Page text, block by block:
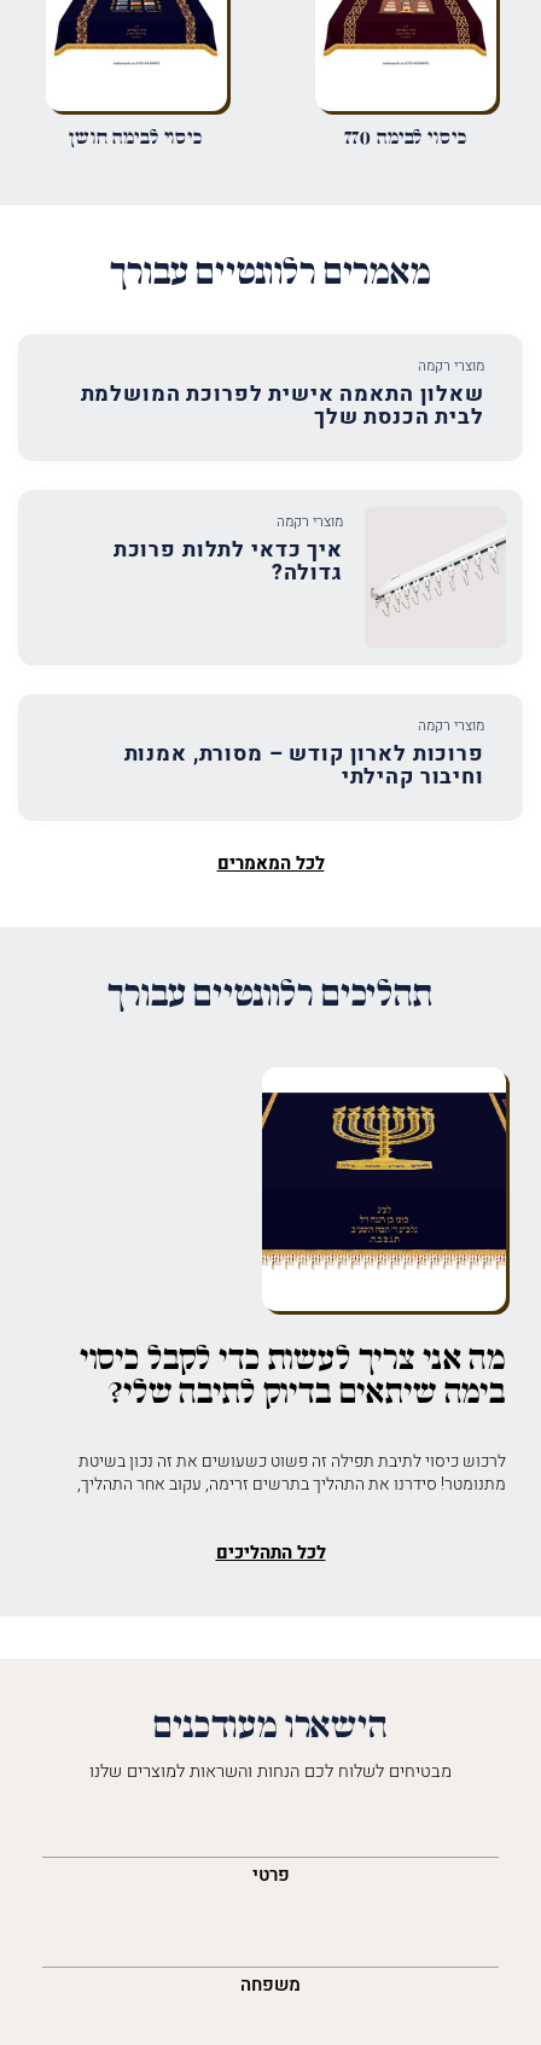
שמור בדפדפן זה את השם, האימייל והאתר שלי לפעם הבאה שאגיב.
כיסוי לבימה 770 כיסוי לבימה חושן
מאמרים רלוונטיים עבורך
מוצרי רקמה
שאלון התאמה אישית לפרוכת המושלמת
לבית הכנסת שלך
מוצרי רקמה
איך כדאי לתלות פרוכת
גדולה?
מוצרי רקמה
פרוכות לארון קודש – מסורת, אמנות
וחיבור קהילתי
לכל המאמרים
תהליכים רלוונטיים עבורך
מה אני צריך לעשות כדי לקבל כיסוי
בימה שיתאים בדיוק לתיבה שלי?
לרכוש כיסוי לתיבת תפילה זה פשוט כשעושים את זה נכון בשיטת
מתנומטר! סידרנו את התהליך בתרשים זרימה, עקוב אחר התהליך,
לכל התהליכים
הישארו מעודכנים
מבטיחים לשלוח לכם הנחות והשראות למוצרים שלנו
פרטי
משפחה